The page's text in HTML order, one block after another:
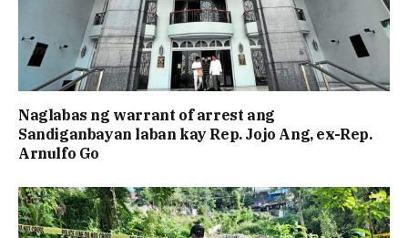
Naglabas ng warrant of arrest ang
Sandiganbayan laban kay Rep. Jojo Ang, ex-Rep.
Arnulfo Go